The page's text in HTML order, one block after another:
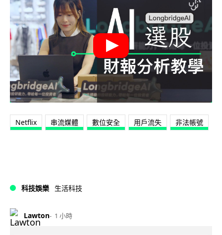
Netflix 串流媒體 數位安全 用戶流失 非法帳號
科技娛樂 生活科技
Lawton 1 小時